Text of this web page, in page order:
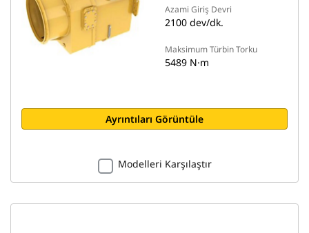
Azami Giriş Devri
2100 dev/dk.
Maksimum Türbin Torku
5489 N·m
Ayrıntıları Görüntüle
Modelleri Karşılaştır